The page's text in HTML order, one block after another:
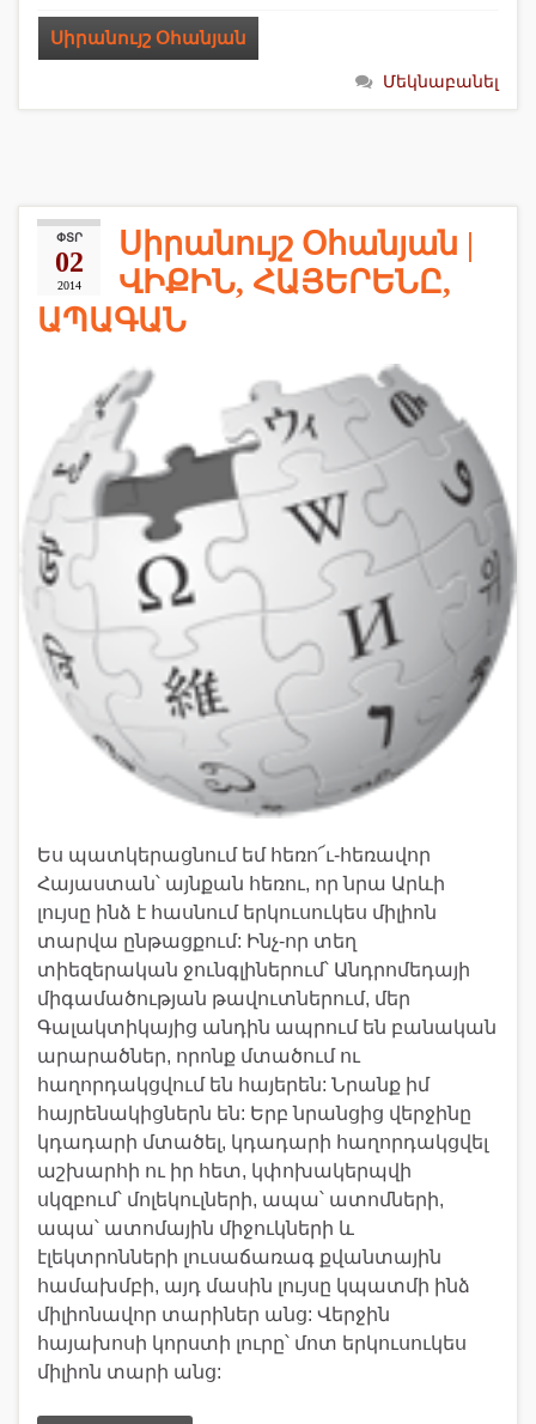
Սիրանույշ Օհանյան
Մեկնաբանել
ՓՏՐ
02
2014
Սիրանույշ Օհանյան |
ՎԻՔԻՆ, ՀԱՅԵՐԵՆԸ,
ԱՊԱԳԱՆ
Ես պատկերացնում եմ հեռո՜ւ-հեռավոր
Հայաստան՝ այնքան հեռու, որ նրա Արևի
լույսը ինձ է հասնում երկուսուկես միլիոն
տարվա ընթացքում: Ինչ-որ տեղ
տիեզերական ջունգլիներում՝ Անդրոմեդայի
միգամածության թավուտներում, մեր
Գալակտիկայից անդին ապրում են բանական
արարածներ, որոնք մտածում ու
հաղորդակցվում են հայերեն: Նրանք իմ
հայրենակիցներն են: Երբ նրանցից վերջինը
կդադարի մտածել, կդադարի հաղորդակցվել
աշխարհի ու իր հետ, կփոխակերպվի
սկզբում՝ մոլեկուլների, ապա՝ ատոմների,
ապա՝ ատոմային միջուկների և
էլեկտրոնների լուսաճառագ քվանտային
համախմբի, այդ մասին լույսը կպատմի ինձ
միլիոնավոր տարիներ անց: Վերջին
հայախոսի կորստի լուրը՝ մոտ երկուսուկես
միլիոն տարի անց: